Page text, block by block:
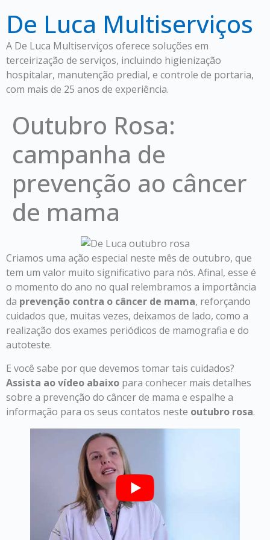
De Luca Multiserviços
A De Luca Multiserviços oferece soluções em
terceirização de serviços, incluindo higienização
hospitalar, manutenção predial, e controle de portaria,
com mais de 25 anos de experiência.
Outubro Rosa:
campanha de
prevenção ao câncer
de mama
Criamos uma ação especial neste mês de outubro, que
tem um valor muito significativo para nós. Afinal, esse é
o momento do ano no qual relembramos a importância
da prevenção contra o câncer de mama, reforçando
cuidados que, muitas vezes, deixamos de lado, como a
realização dos exames periódicos de mamografia e do
autoteste.
E você sabe por que devemos tomar tais cuidados?
Assista ao vídeo abaixo para conhecer mais detalhes
sobre a prevenção do câncer de mama e espalhe a
informação para os seus contatos neste outubro rosa.